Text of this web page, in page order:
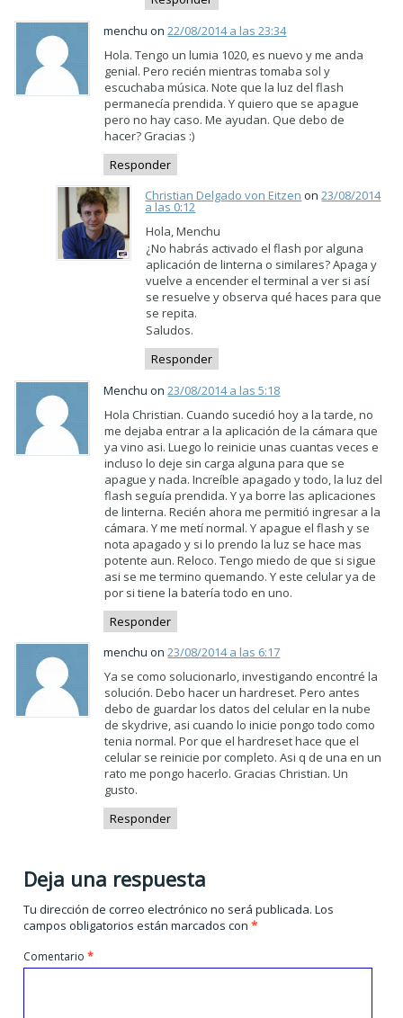
menchu on22/08/2014 a las 23:34
Hola. Tengo un lumia 1020, es nuevo y me anda
genial. Pero recién mientras tomaba sol y
escuchaba música. Note que la luz del flash
permanecía prendida. Y quiero que se apague
pero no hay caso. Me ayudan. Que debo de
hacer? Gracias :)
Responder
Christian Delgado von Eitzen on23/08/2014
a las 0:12
Hola, Menchu
¿No habrás activado el flash por alguna
aplicación de linterna o similares? Apaga y
vuelve a encender el terminal a ver si así
se resuelve y observa qué haces para que
se repita.
Saludos.
Responder
Menchu on23/08/2014 a las 5:18
Hola Christian. Cuando sucedió hoy a la tarde, no
me dejaba entrar a la aplicación de la cámara que
ya vino asi. Luego lo reinicie unas cuantas veces e
incluso lo deje sin carga alguna para que se
apague y nada. Increíble apagado y todo, la luz del
flash seguía prendida. Y ya borre las aplicaciones
de linterna. Recién ahora me permitió ingresar a la
cámara. Y me metí normal. Y apague el flash y se
nota apagado y si lo prendo la luz se hace mas
potente aun. Reloco. Tengo miedo de que si sigue
asi se me termino quemando. Y este celular ya de
por si tiene la batería todo en uno.
Responder
menchu on23/08/2014 a las 6:17
Ya se como solucionarlo, investigando encontré la
solución. Debo hacer un hardreset. Pero antes
debo de guardar los datos del celular en la nube
de skydrive, asi cuando lo inicie pongo todo como
tenia normal. Por que el hardreset hace que el
celular se reinicie por completo. Asi q de una en un
rato me pongo hacerlo. Gracias Christian. Un
gusto.
Responder
Deja una respuesta
Tu dirección de correo electrónico no será publicada. Los
campos obligatorios están marcados con*
Comentario*